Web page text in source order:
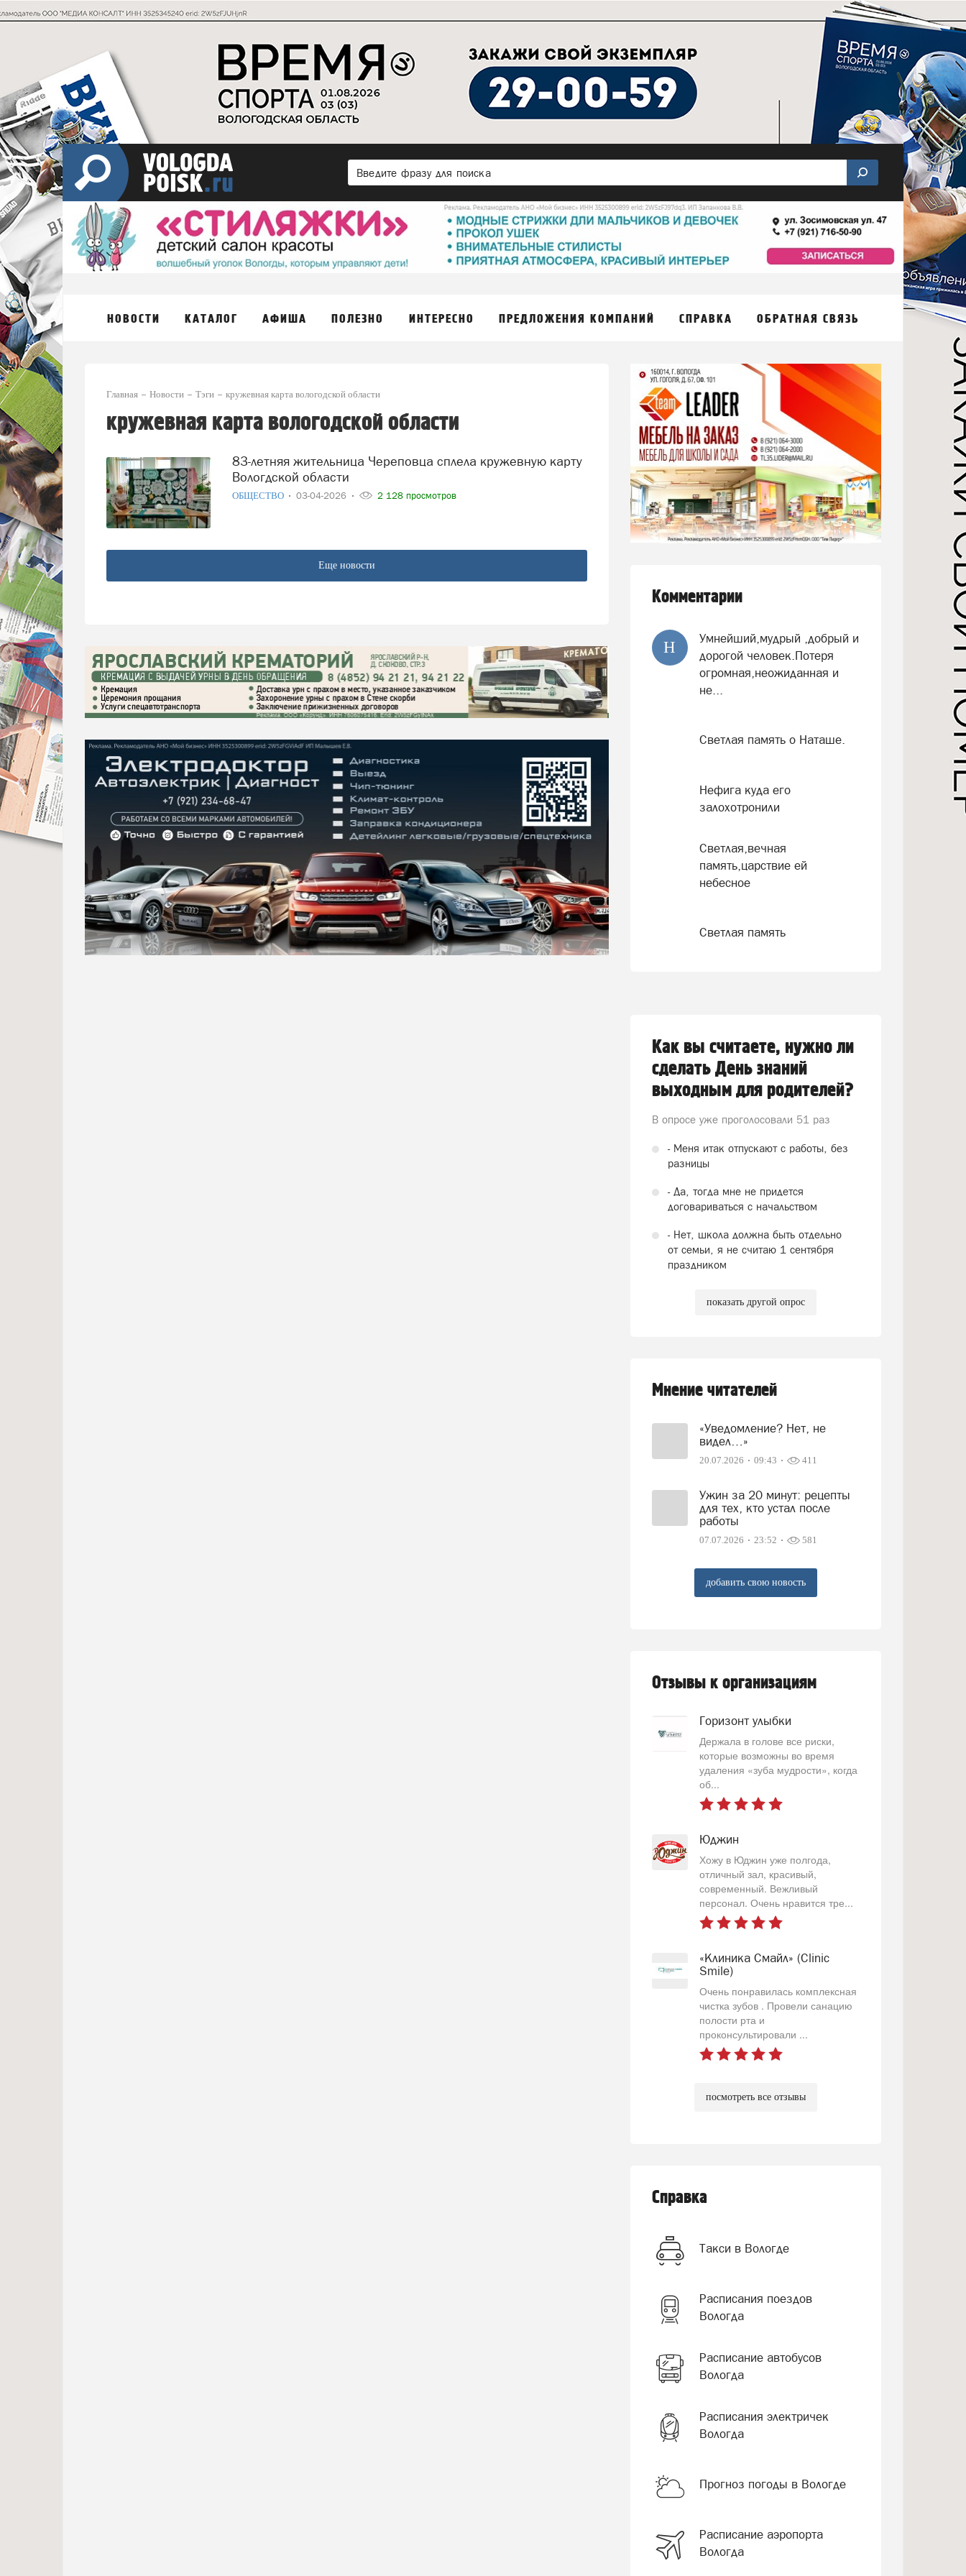
НОВОСТИ КАТАЛОГ АФИША ПОЛЕЗНО ИНТЕРЕСНО ПРЕДЛОЖЕНИЯ КОМПАНИЙ СПРАВКА ОБРАТНАЯ СВЯЗЬ
Главная Новости Тэги кружевная карта вологодской области
кружевная карта вологодской области
83-летняя жительница Череповца сплела кружевную карту
Вологдской области
ОБЩЕСТВО 03-04-2026 2 128 просмотров
Еще новости
Комментарии
Н
Умнейший,мудрый ,добрый и
дорогой человек.Потеря
огромная,неожиданная и
не...
Светлая память о Наташе.
Нефига куда его
залохотронили
Светлая,вечная
память,царствие ей
небесное
Светлая память
Как вы считаете, нужно ли
сделать День знаний
выходным для родителей?
В опросе уже проголосовали 51 раз
- Меня итак отпускают с работы, без
разницы
- Да, тогда мне не придется
договариваться с начальством
- Нет, школа должна быть отдельно
от семьи, я не считаю 1 сентября
праздником
показать другой опрос
Мнение читателей
«Уведомление? Нет, не
видел…»
20.07.2026 09:43 411
Ужин за 20 минут: рецепты
для тех, кто устал после
работы
07.07.2026 23:52 581
добавить свою новость
Отзывы к организациям
Горизонт улыбки
Держала в голове все риски,
которые возможны во время
удаления «зуба мудрости», когда
об...
Юджин
Хожу в Юджин уже полгода,
отличный зал, красивый,
современный. Вежливый
персонал. Очень нравится тре...
«Клиника Смайл» (Clinic
Smile)
Очень понравилась комплексная
чистка зубов . Провели санацию
полости рта и
проконсультировали ...
посмотреть все отзывы
Справка
Такси в Вологде
Расписания поездов
Вологда
Расписание автобусов
Вологда
Расписания электричек
Вологда
Прогноз погоды в Вологде
Расписание аэропорта
Вологда